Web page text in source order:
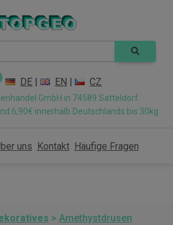
DE | EN | CZ
GmbH in 74589 Satteldorf.
6,90€ innerhalb Deutschlands bis 30kg
uns Kontakt Häufige Fragen
> Amethystdrusen